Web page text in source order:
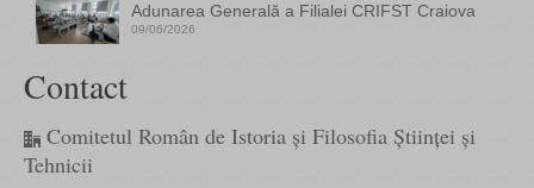
Adunarea Generală a Filialei CRIFST Craiova
09/06/2026
Contact
Comitetul Român de Istoria și Filosofia Științei și
Tehnicii